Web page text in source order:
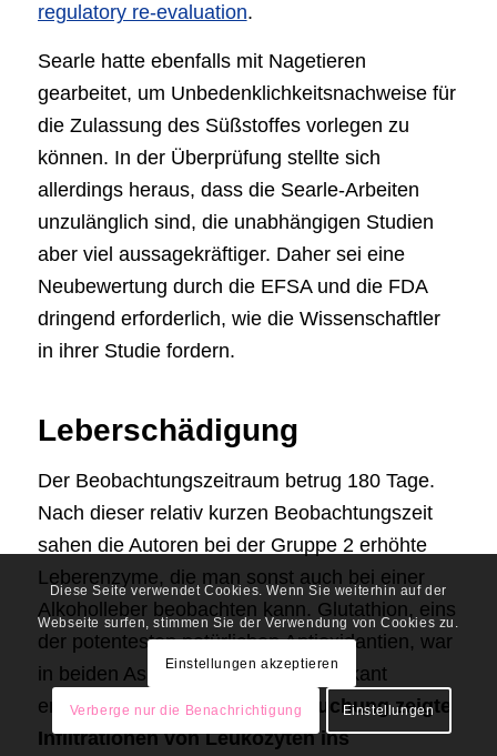
regulatory re-evaluation.
Searle hatte ebenfalls mit Nagetieren
gearbeitet, um Unbedenklichkeitsnachweise für
die Zulassung des Süßstoffes vorlegen zu
können. In der Überprüfung stellte sich
allerdings heraus, dass die Searle-Arbeiten
unzulänglich sind, die unabhängigen Studien
aber viel aussagekräftiger. Daher sei eine
Neubewertung durch die EFSA und die FDA
dringend erforderlich, wie die Wissenschaftler
in ihrer Studie fordern.
Leberschädigung
Der Beobachtungszeitraum betrug 180 Tage.
Nach dieser relativ kurzen Beobachtungszeit
sahen die Autoren bei der Gruppe 2 erhöhte
Leberenzyme, die man sonst auch bei einer
Alkoholleber beobachten kann. Glutathion, eins
der potentesten natürlichen Antioxidantien, war
in beiden Aspartam-Gruppen signifikant
erniedrigt. Eine Gewebeuntersuchung zeigte
Infiltrationen von Leukozyten ins
Diese Seite verwendet Cookies. Wenn Sie weiterhin auf der
Webseite surfen, stimmen Sie der Verwendung von Cookies zu.
Einstellungen akzeptieren
Verberge nur die Benachrichtigung Einstellungen